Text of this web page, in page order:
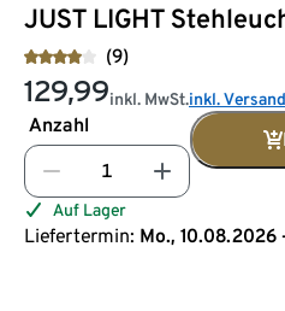
JUST LIGHT
(9)
129,99inkl. MwSt.inkl.
Anzahl
Auf Lager
Liefertermin: Mo., 10.08.2026